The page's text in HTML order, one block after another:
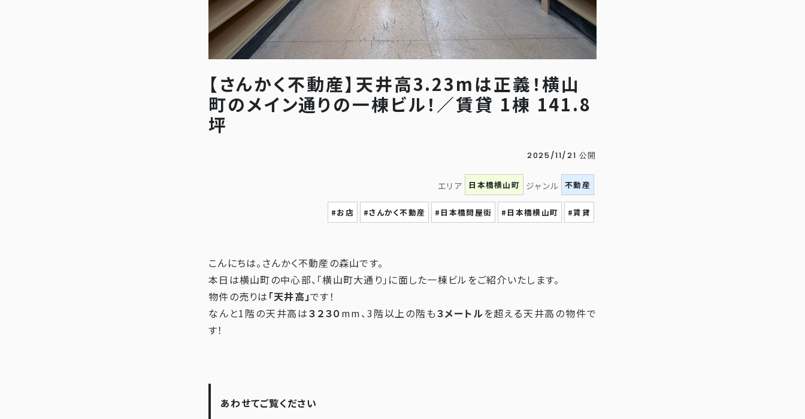
【さんかく不動産】天井高3.23mは正義！横山
町のメイン通りの一棟ビル！／賃貸 1棟 141.8
坪
2025/11/21 公開
エリア 日本橋横山町 ジャンル 不動産
#お店 #さんかく不動産 #日本橋問屋街 #日本橋横山町 #賃貸
こんにちは。さんかく不動産の森山です。
本日は横山町の中心部、「横山町大通り」に面した一棟ビルをご紹介いたします。
物件の売りは 「天井高」です！
なんと1階の天井高は３２３０ mm、3階以上の階も３メートルを超える天井高の物件で
す！
あわせてご覧ください